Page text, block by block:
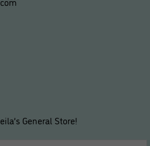
General Store!